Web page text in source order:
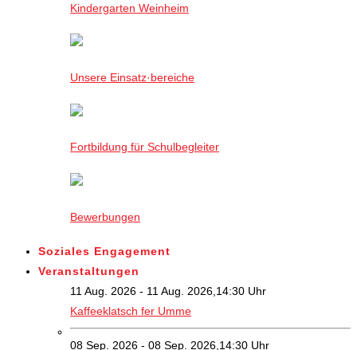
Kindergarten Weinheim
Unsere Einsatz·bereiche
Fortbildung für Schulbegleiter
Bewerbungen
Soziales Engagement
Veranstaltungen
11 Aug. 2026 - 11 Aug. 2026,14:30 Uhr
Kaffeeklatsch fer Umme
08 Sep. 2026 - 08 Sep. 2026,14:30 Uhr